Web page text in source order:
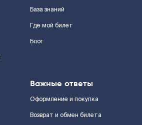
База знаний
Где мой билет
Блог
Важные ответы
Оформление и покупка
Возврат и обмен билета